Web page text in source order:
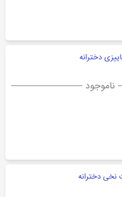
دخترانه
ناموجود
دخترانه